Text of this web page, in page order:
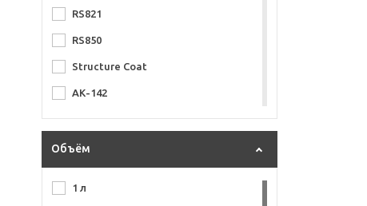
RS821
RS850
Structure Coat
АК-142
АК-1301
Базисная
Объём
1 л